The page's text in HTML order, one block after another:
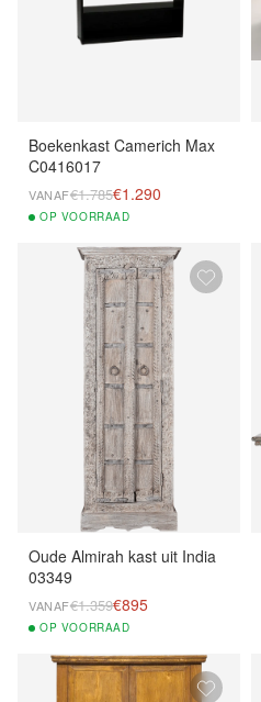
Boekenkast Camerich Max
C0416017
VANAF€1.785€1.290
OP VOORRAAD
Oude Almirah kast uit India
03349
VANAF€1.359€895
OP VOORRAAD